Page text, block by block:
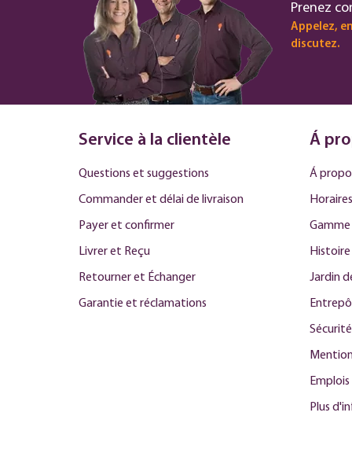
Prenez
Appelez,
discutez.
Service à la clientèle
Questions et suggestions
Commander et délai de livraison
Payer et confirmer
Livrer et Reçu
Retourner et Échanger
Garantie et réclamations
Á
Á
Jardin
Plus